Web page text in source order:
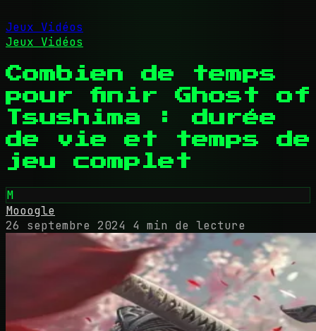
Jeux Vidéos
Jeux Vidéos
Combien de temps
pour finir Ghost of
Tsushima : durée
de vie et temps de
jeu complet
M
Mooogle
26 septembre 2024
4 min de lecture